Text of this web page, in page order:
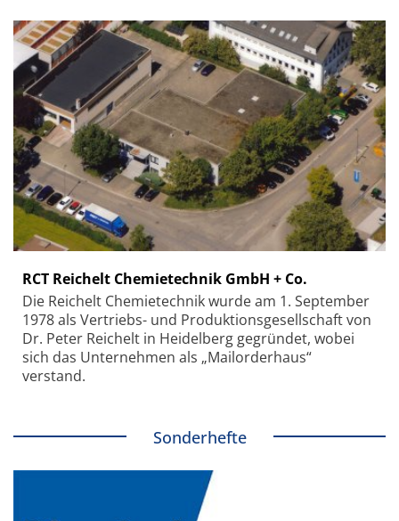
RCT Reichelt Chemietechnik GmbH + Co.
Die Reichelt Chemietechnik wurde am 1. September
1978 als Vertriebs- und Produktionsgesellschaft von
Dr. Peter Reichelt in Heidelberg gegründet, wobei
sich das Unternehmen als „Mailorderhaus“
verstand.
Sonderhefte